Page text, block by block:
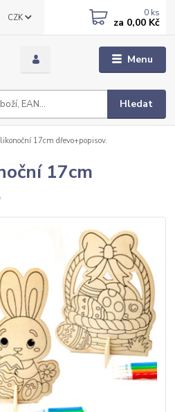
Menu
CZK
Hledat
0 ks
za 0,00 Kč
17cm dřevo+popisov.
17cm